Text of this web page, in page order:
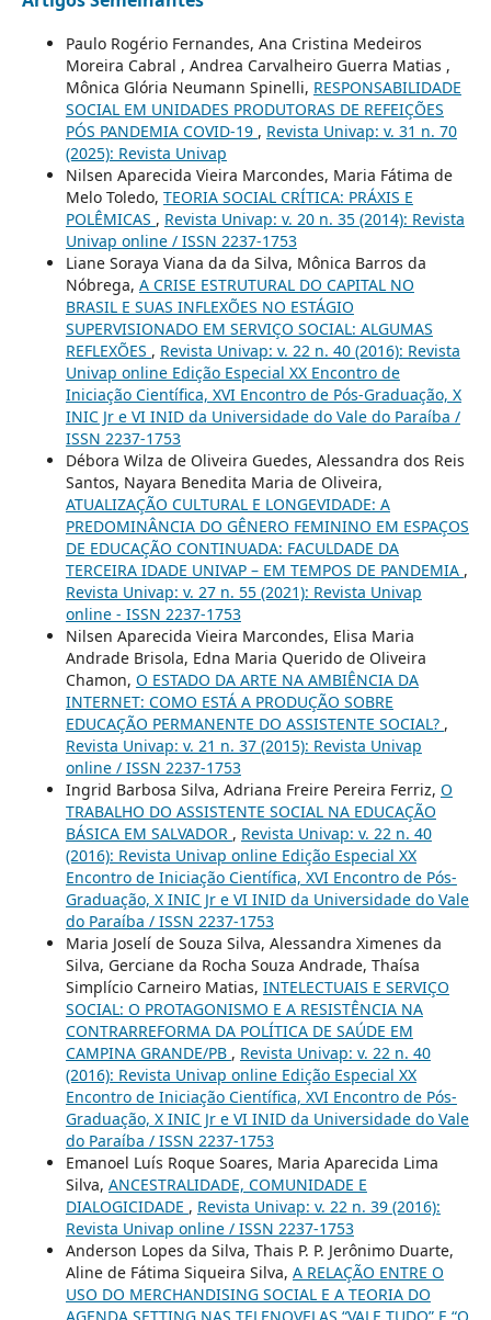
Paulo Rogério Fernandes, Ana Cristina Medeiros
Moreira Cabral , Andrea Carvalheiro Guerra Matias ,
Mônica Glória Neumann Spinelli, RESPONSABILIDADE
SOCIAL EM UNIDADES PRODUTORAS DE REFEIÇÕES
PÓS PANDEMIA COVID-19 , Revista Univap: v. 31 n. 70
(2025): Revista Univap
Nilsen Aparecida Vieira Marcondes, Maria Fátima de
Melo Toledo, TEORIA SOCIAL CRÍTICA: PRÁXIS E
POLÊMICAS , Revista Univap: v. 20 n. 35 (2014): Revista
Univap online / ISSN 2237-1753
Liane Soraya Viana da da Silva, Mônica Barros da
Nóbrega, A CRISE ESTRUTURAL DO CAPITAL NO
BRASIL E SUAS INFLEXÕES NO ESTÁGIO
SUPERVISIONADO EM SERVIÇO SOCIAL: ALGUMAS
REFLEXÕES , Revista Univap: v. 22 n. 40 (2016): Revista
Univap online Edição Especial XX Encontro de
Iniciação Científica, XVI Encontro de Pós-Graduação, X
INIC Jr e VI INID da Universidade do Vale do Paraíba /
ISSN 2237-1753
Débora Wilza de Oliveira Guedes, Alessandra dos Reis
Santos, Nayara Benedita Maria de Oliveira,
ATUALIZAÇÃO CULTURAL E LONGEVIDADE: A
PREDOMINÂNCIA DO GÊNERO FEMININO EM ESPAÇOS
DE EDUCAÇÃO CONTINUADA: FACULDADE DA
TERCEIRA IDADE UNIVAP – EM TEMPOS DE PANDEMIA ,
Revista Univap: v. 27 n. 55 (2021): Revista Univap
online - ISSN 2237-1753
Nilsen Aparecida Vieira Marcondes, Elisa Maria
Andrade Brisola, Edna Maria Querido de Oliveira
Chamon, O ESTADO DA ARTE NA AMBIÊNCIA DA
INTERNET: COMO ESTÁ A PRODUÇÃO SOBRE
EDUCAÇÃO PERMANENTE DO ASSISTENTE SOCIAL? ,
Revista Univap: v. 21 n. 37 (2015): Revista Univap
online / ISSN 2237-1753
Ingrid Barbosa Silva, Adriana Freire Pereira Ferriz, O
TRABALHO DO ASSISTENTE SOCIAL NA EDUCAÇÃO
BÁSICA EM SALVADOR , Revista Univap: v. 22 n. 40
(2016): Revista Univap online Edição Especial XX
Encontro de Iniciação Científica, XVI Encontro de Pós-
Graduação, X INIC Jr e VI INID da Universidade do Vale
do Paraíba / ISSN 2237-1753
Maria Joselí de Souza Silva, Alessandra Ximenes da
Silva, Gerciane da Rocha Souza Andrade, Thaísa
Simplício Carneiro Matias, INTELECTUAIS E SERVIÇO
SOCIAL: O PROTAGONISMO E A RESISTÊNCIA NA
CONTRARREFORMA DA POLÍTICA DE SAÚDE EM
CAMPINA GRANDE/PB , Revista Univap: v. 22 n. 40
(2016): Revista Univap online Edição Especial XX
Encontro de Iniciação Científica, XVI Encontro de Pós-
Graduação, X INIC Jr e VI INID da Universidade do Vale
do Paraíba / ISSN 2237-1753
Emanoel Luís Roque Soares, Maria Aparecida Lima
Silva, ANCESTRALIDADE, COMUNIDADE E
DIALOGICIDADE , Revista Univap: v. 22 n. 39 (2016):
Revista Univap online / ISSN 2237-1753
Anderson Lopes da Silva, Thais P. P. Jerônimo Duarte,
Aline de Fátima Siqueira Silva, A RELAÇÃO ENTRE O
USO DO MERCHANDISING SOCIAL E A TEORIA DO